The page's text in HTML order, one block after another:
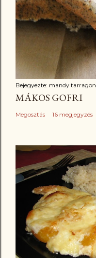
Bejegyezte: mandy tarragon
MÁKOS GOFRI
Megosztás 16 megjegyzés